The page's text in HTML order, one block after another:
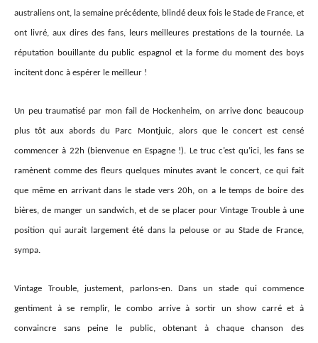
australiens ont, la semaine précédente, blindé deux fois le Stade de France, et
ont livré, aux dires des fans, leurs meilleures prestations de la tournée. La
réputation bouillante du public espagnol et la forme du moment des boys
incitent donc à espérer le meilleur !
Un peu traumatisé par mon fail de Hockenheim, on arrive donc beaucoup
plus tôt aux abords du Parc Montjuic, alors que le concert est censé
commencer à 22h (bienvenue en Espagne !). Le truc c’est qu’ici, les fans se
ramènent comme des fleurs quelques minutes avant le concert, ce qui fait
que même en arrivant dans le stade vers 20h, on a le temps de boire des
bières, de manger un sandwich, et de se placer pour Vintage Trouble à une
position qui aurait largement été dans la pelouse or au Stade de France,
sympa.
Vintage Trouble, justement, parlons-en. Dans un stade qui commence
gentiment à se remplir, le combo arrive à sortir un show carré et à
convaincre sans peine le public, obtenant à chaque chanson des